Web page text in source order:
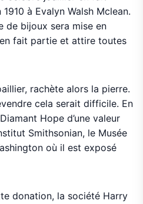
à Evalyn Walsh Mclean.
de bijoux sera mise en
fait partie et attire toutes
rachète alors la pierre.
cela serait difficile. En
Hope d’une valeur
Smithsonian, le Musée
où il est exposé
donation, la société Harry